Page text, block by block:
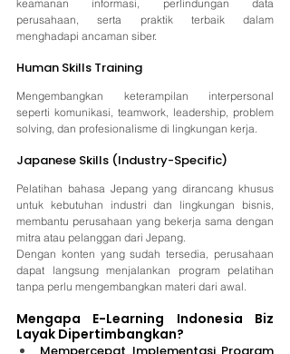
keamanan informasi, perlindungan data
perusahaan, serta praktik terbaik dalam
menghadapi ancaman siber.
Human Skills Training
Mengembangkan keterampilan interpersonal
seperti komunikasi, teamwork, leadership, problem
solving, dan profesionalisme di lingkungan kerja.
Japanese Skills (Industry-Specific)
Pelatihan bahasa Jepang yang dirancang khusus
untuk kebutuhan industri dan lingkungan bisnis,
membantu perusahaan yang bekerja sama dengan
mitra atau pelanggan dari Jepang.
Dengan konten yang sudah tersedia, perusahaan
dapat langsung menjalankan program pelatihan
tanpa perlu mengembangkan materi dari awal.
Mengapa E-Learning Indonesia Biz
Layak Dipertimbangkan?